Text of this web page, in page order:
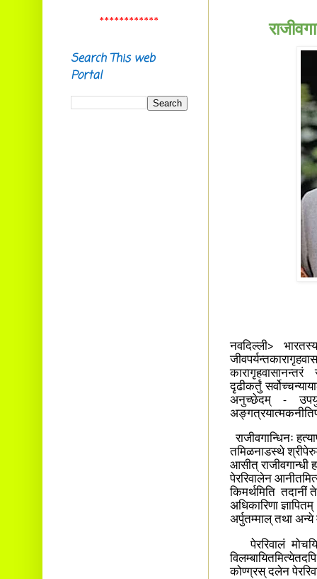
नवदिल्ली>
दृढीकर्तुं
अनुच्छेदम् -
राजीवगान्धिनः
तमिळनाडस्थे
आसीत्
पेररिवालेन
किमर्थमिति तदानीं
अधिकारिणा
अर्पुतम्माल् तथा
पेररिवालं
कोण्ग्रस् दलेन
Ramesh nambeesan P,
Aikkara, Aikkarappady,
Malappuram (Dist) 673637 .
raamesam1977@gmail.com
************
Search This web
Portal